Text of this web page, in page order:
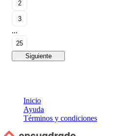
2
3
...
25
Siguiente
Inicio
Ayuda
Términos y condiciones